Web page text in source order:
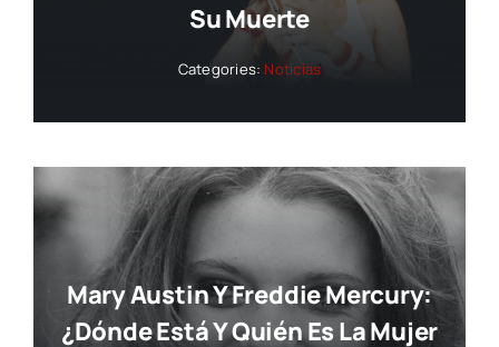
Su Muerte
Categories: Noticias
Mary Austin Y Freddie Mercury:
¿dónde Está Y Quién Es La Mujer